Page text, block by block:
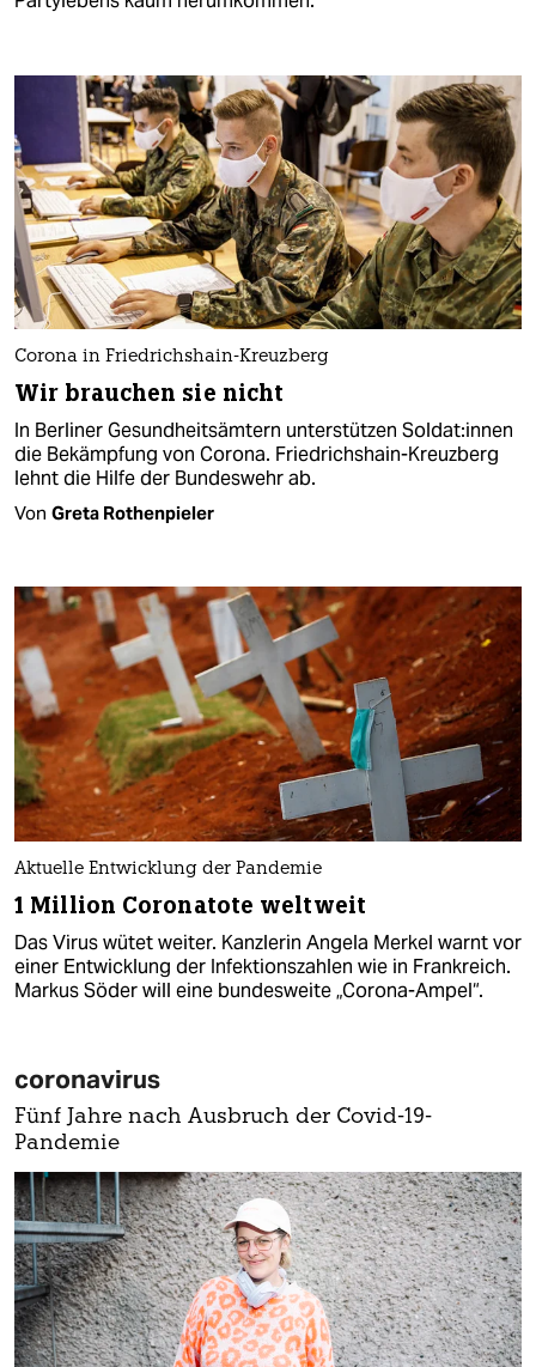
Corona in Friedrichshain-Kreuzberg
Wir brauchen sie nicht
In Berliner Gesundheitsämtern unterstützen Soldat:innen
die Bekämpfung von Corona. Friedrichshain-Kreuzberg
lehnt die Hilfe der Bundeswehr ab.
Von Greta Rothenpieler
Aktuelle Entwicklung der Pandemie
1 Million Coronatote weltweit
Das Virus wütet weiter. Kanzlerin Angela Merkel warnt vor
einer Entwicklung der Infektionszahlen wie in Frankreich.
Markus Söder will eine bundesweite „Corona-Ampel“.
coronavirus
Fünf Jahre nach Ausbruch der Covid-19-
Pandemie